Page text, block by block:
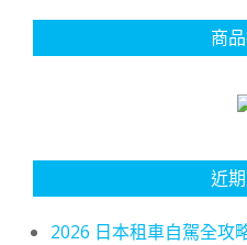
商
近
2026 日本租車自駕全攻